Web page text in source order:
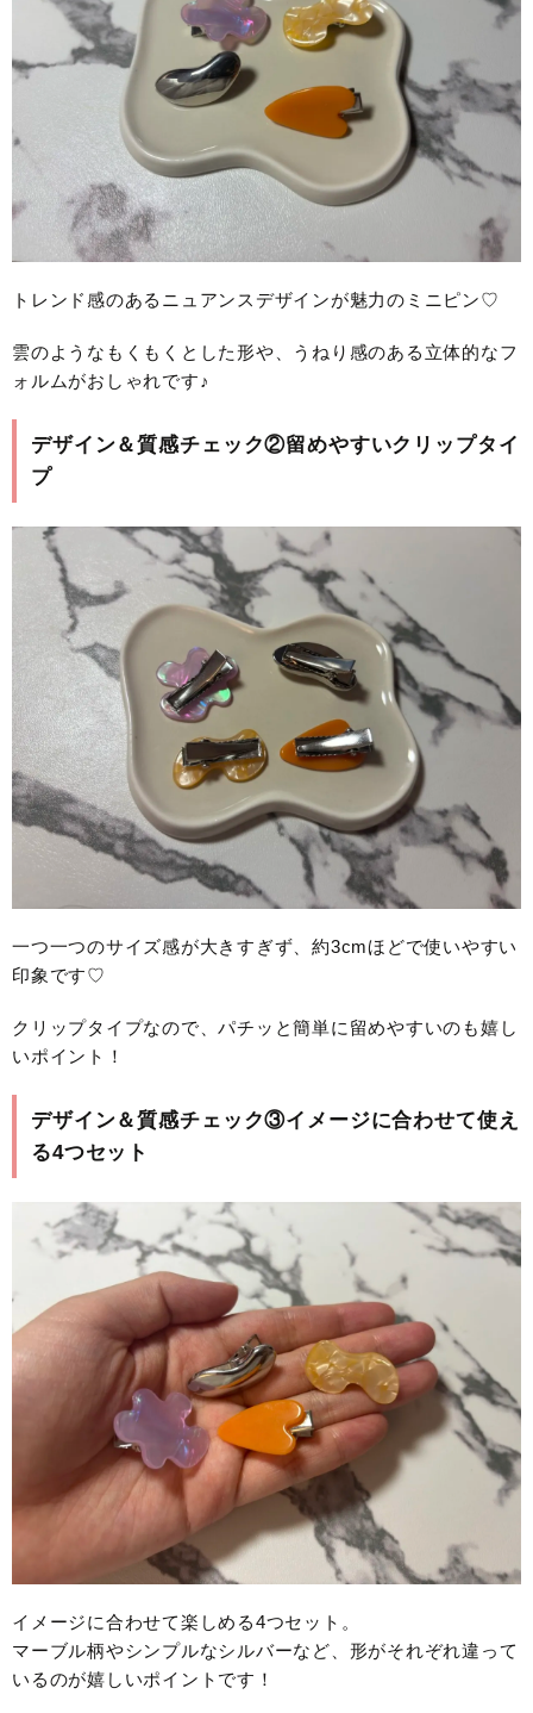
トレンド感のあるニュアンスデザインが魅力のミニピン♡
雲のようなもくもくとした形や、うねり感のある立体的なフ
ォルムがおしゃれです♪
デザイン＆質感チェック②留めやすいクリップタイ
プ
一つ一つのサイズ感が大きすぎず、約3cmほどで使いやすい
印象です♡
クリップタイプなので、パチッと簡単に留めやすいのも嬉し
いポイント！
デザイン＆質感チェック③イメージに合わせて使え
る4つセット
イメージに合わせて楽しめる4つセット。
マーブル柄やシンプルなシルバーなど、形がそれぞれ違って
いるのが嬉しいポイントです！